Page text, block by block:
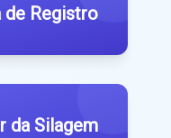
de Registro
da Silagem